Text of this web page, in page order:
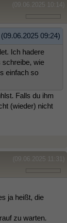
(09.06.2025 10:14)
(09.06.2025 09:24)
Ich hadere
schreibe, wie
einfach so
Falls du ihm
(wieder) nicht
(09.06.2025 11:31)
ja heißt, die
zu warten.